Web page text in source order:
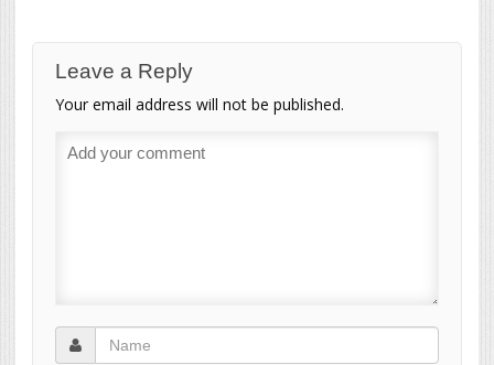
Leave a Reply
Your email address will not be published.